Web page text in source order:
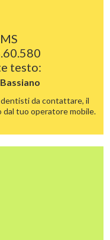
testo:
Bassiano
da contattare, il
dal tuo operatore mobile.